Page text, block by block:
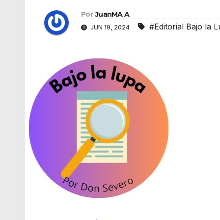
Por JuanMA A
JUN 19, 2024 #Editorial Bajo la